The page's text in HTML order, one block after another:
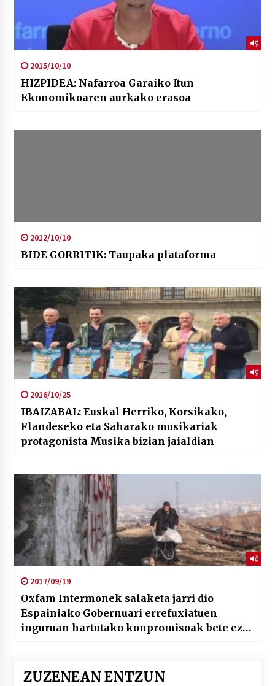
2015/10/10
HIZPIDEA: Nafarroa Garaiko Itun
Ekonomikoaren aurkako erasoa
2012/10/10
BIDE GORRITIK: Taupaka plataforma
2016/10/25
IBAIZABAL: Euskal Herriko, Korsikako,
Flandeseko eta Saharako musikariak
protagonista Musika bizian jaialdian
2017/09/19
Oxfam Intermonek salaketa jarri dio
Espainiako Gobernuari errefuxiatuen
inguruan hartutako konpromisoak bete ez
ZUZENEAN ENTZUN